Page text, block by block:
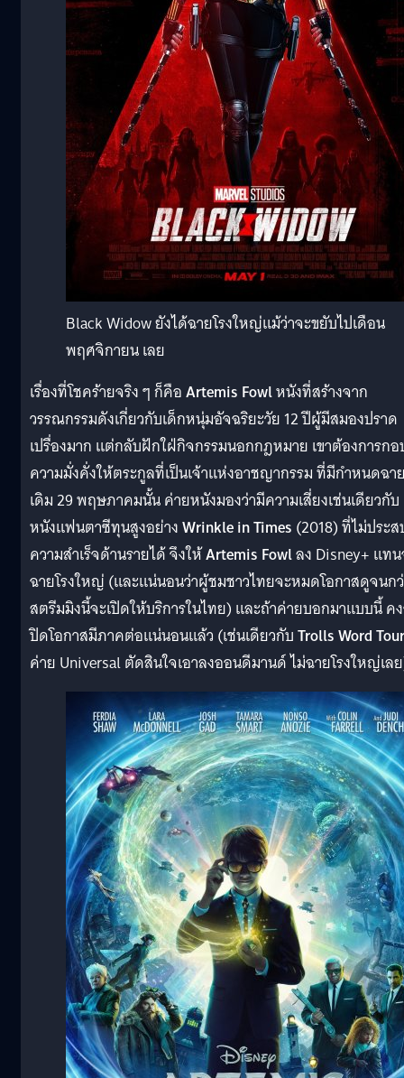
Black Widow ยังได้ฉายโรงใหญ่แม้ว่าจะขยับไปเดือน
พฤศจิกายน เลย
เรื่องที่โชคร้ายจริง ๆ ก็คือArtemis Fowlหนังที่สร้างจาก
วรรณกรรมดังเกี่ยวกับเด็กหนุ่มอัจฉริยะวัย 12 ปีผู้มีสมองปราด
เปรื่องมาก แต่กลับฝักใฝ่กิจกรรมนอกกฎหมาย เขาต้องการก
ความมั่งคั่งให้ตระกูลที่เป็นเจ้าแห่งอาชญากรรม ที่มีกำหนดฉา
เดิม 29 พฤษภาคมนั้น ค่ายหนังมองว่ามีความเสี่ยงเช่นเดียวกับ
หนังแฟนตาซีทุนสูงอย่างWrinkle in Times (2018) ที่ไม่ประ
ความสำเร็จด้านรายได้ จึงให้Artemis Fowlลง Disney+ แท
ฉายโรงใหญ่ (และแน่นอนว่าผู้ชมชาวไทยจะหมดโอกาสดูจนก
สตรีมมิงนี้จะเปิดให้บริการในไทย) และถ้าค่ายบอกมาแบบนี้ ค
ปิดโอกาสมีภาคต่อแน่นอนแล้ว (เช่นเดียวกับTrolls Word Tour
ค่าย Universal ตัดสินใจเอาลงออนดีมานด์ ไม่ฉายโรงใหญ่เล